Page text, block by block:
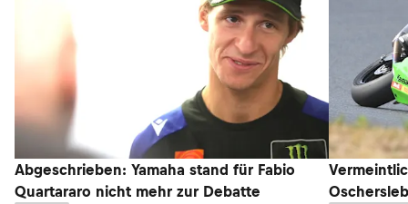
Abgeschrieben: Yamaha stand für Fabio
Quartararo nicht mehr zur Debatte